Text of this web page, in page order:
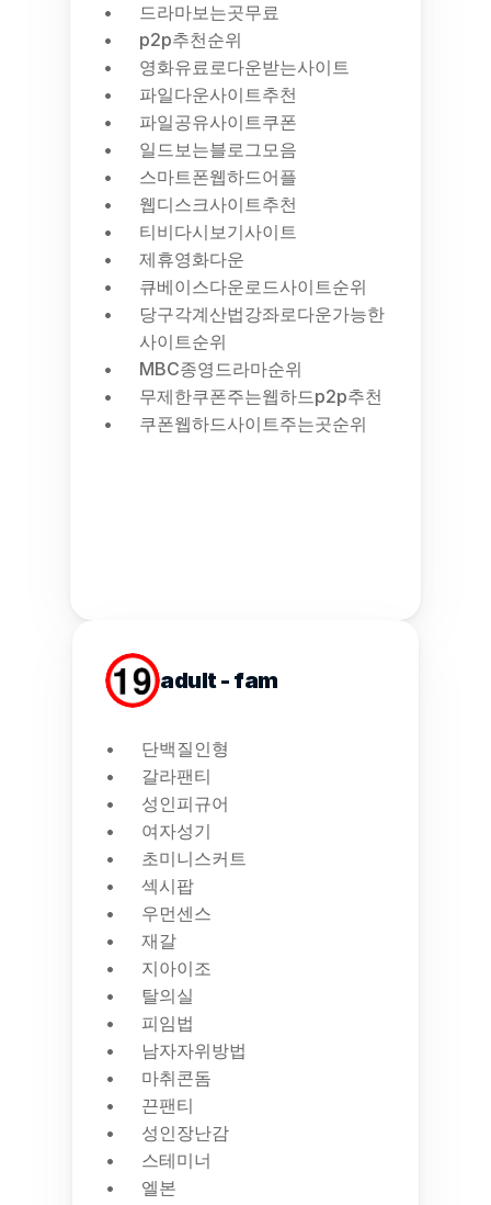
드라마보는곳무료
p2p추천순위
영화유료로다운받는사이트
파일다운사이트추천
파일공유사이트쿠폰
일드보는블로그모음
스마트폰웹하드어플
웹디스크사이트추천
티비다시보기사이트
제휴영화다운
큐베이스다운로드사이트순위
당구각계산법강좌로다운가능한
사이트순위
MBC종영드라마순위
무제한쿠폰주는웹하드p2p추천
쿠폰웹하드사이트주는곳순위
adult - fam
단백질인형
갈라팬티
성인피규어
여자성기
초미니스커트
섹시팝
우먼센스
재갈
지아이조
탈의실
피임법
남자자위방법
마취콘돔
끈팬티
성인장난감
스테미너
엘본